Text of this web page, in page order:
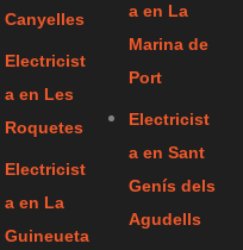
Canyelles
Electricist
a en Les
Roquetes
Electricist
a en La
Guineueta
a en La
Marina de
Port
Electricist
a en Sant
Genís dels
Agudells